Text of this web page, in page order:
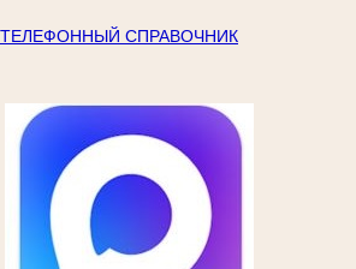
ТЕЛЕФОННЫЙ СПРАВОЧНИК